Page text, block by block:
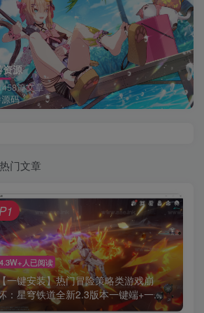
资源
篇文章
码
热门文章
4.3W+人已阅读
【一键安装】热门冒险策略类游戏崩
：星穹铁道全新2.3版本一键端+一...